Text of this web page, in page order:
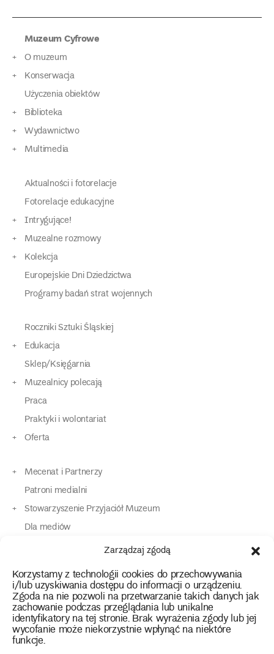
Zarządzaj zgodą
Korzystamy z technologii cookies do przechowywania
i/lub uzyskiwania dostępu do informacji o urządzeniu.
Zgoda na nie pozwoli na przetwarzanie takich danych jak
zachowanie podczas przeglądania lub unikalne
identyfikatory na tej stronie. Brak wyrażenia zgody lub jej
wycofanie może niekorzystnie wpłynąć na niektóre
funkcje.
Muzeum Cyfrowe
O muzeum
Konserwacja
Użyczenia obiektów
Biblioteka
Wydawnictwo
Multimedia
Aktualności i fotorelacje
Fotorelacje edukacyjne
Intrygujące!
Muzealne rozmowy
Kolekcja
Europejskie Dni Dziedzictwa
Programy badań strat wojennych
Roczniki Sztuki Śląskiej
Edukacja
Sklep/Księgarnia
Muzealnicy polecają
Praca
Praktyki i wolontariat
Oferta
Mecenat i Partnerzy
Patroni medialni
Stowarzyszenie Przyjaciół Muzeum
Dla mediów
Dla osób o specjalnych potrzebach
Kontakt
instagram
twitterfacebookyoutube
tiktok
Polityka prywatności